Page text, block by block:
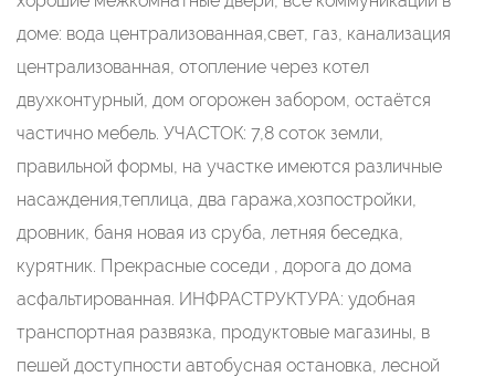
доме: вода централизованная,свет, газ, канализация
централизованная, отопление через котел
двухконтурный, дом огорожен забором, остаётся
частично мебель. УЧАСТОК: 7,8 соток земли,
правильной формы, на участке имеются различные
насаждения,теплица, два гаража,хозпостройки,
дровник, баня новая из сруба, летняя беседка,
курятник. Прекрасные соседи , дорога до дома
асфальтированная. ИНФРАСТРУКТУРА: удобная
транспортная развязка, продуктовые магазины, в
пешей доступности автобусная остановка, лесной